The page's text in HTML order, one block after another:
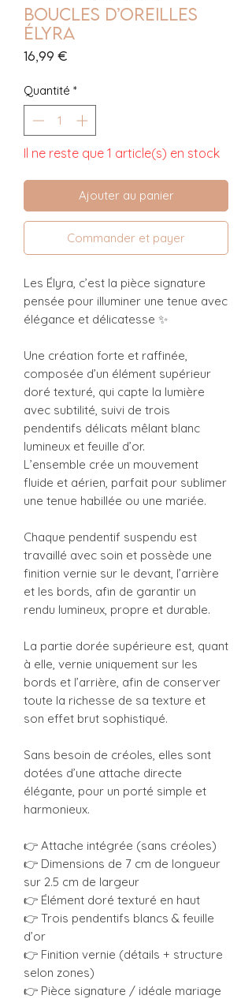
Boucles d’oreilles
Élyra
16,99 €
Quantité *
Il ne reste que 1 article(s) en stock
Ajouter au panier
Commander et payer
Les Élyra, c’est la pièce signature
pensée pour illuminer une tenue avec
élégance et délicatesse ✨
Une création forte et raffinée,
composée d’un élément supérieur
doré texturé, qui capte la lumière
avec subtilité, suivi de trois
pendentifs délicats mêlant blanc
lumineux et feuille d’or.
L’ensemble crée un mouvement
fluide et aérien, parfait pour sublimer
une tenue habillée ou une mariée.
Chaque pendentif suspendu est
travaillé avec soin et possède une
finition vernie sur le devant, l’arrière
et les bords, afin de garantir un
rendu lumineux, propre et durable.
La partie dorée supérieure est, quant
à elle, vernie uniquement sur les
bords et l’arrière, afin de conserver
toute la richesse de sa texture et
son effet brut sophistiqué.
Sans besoin de créoles, elles sont
dotées d’une attache directe
élégante, pour un porté simple et
harmonieux.
👉 Attache intégrée (sans créoles)
👉 Dimensions de 7 cm de longueur
sur 2.5 cm de largeur
👉 Élément doré texturé en haut
👉 Trois pendentifs blancs & feuille
d’or
👉 Finition vernie (détails + structure
selon zones)
👉 Pièce signature / idéale mariage